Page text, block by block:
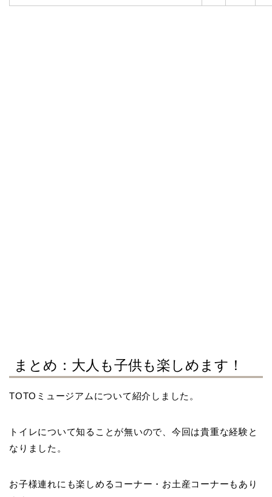
まとめ：大人も子供も楽しめます！
TOTOミュージアムについて紹介しました。
トイレについて知ることが無いので、今回は貴重な経験と
なりました。
お子様連れにも楽しめるコーナー・お土産コーナーもあり